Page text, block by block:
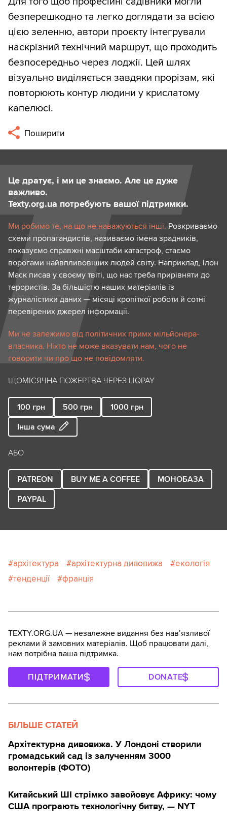
безперешкодно та легко доглядати за всією
цією зеленню, автори проєкту інтегрували
наскрізний технічний маршрут, що проходить
безпосередньо через лоджії. Цей шлях
візуально виділяється завдяки прорізам, які
повторюють контур людини у крислатому
капелюсі.
Поширити
Це дратує, і ми це знаємо. Але це дуже
важливо.
Texty.org.ua потребують вашої підтримки.
Ми робимо те, на що не наважуються інші. Розкриваємо
схеми пропагандистів, називаємо імена зрадників,
показуємо справжні масштаби катастроф, стаємо
ворогами найвпливовіших людей світу. Наприклад, Ілон
Маск писав у своєму твіті, що нас треба прирівняти до
терористів. За більшістю наших матеріалів із
журналістики даних — місяці кропіткої роботи й сотні
перевірених джерел інформації.
Ми не залежимо від політичних примх мільйонера-
власника. Ніхто не може вказувати нам, чого не
говорити чи про що не повідомляти.
ЩОМІСЯЧНА ПОЖЕРТВА ЧЕРЕЗ LIQPAY
100 грн 500 грн 1000 грн
Інша сума
АБО
PATREON BUY ME A COFFEE
МОНОБАЗА
PAYPAL
архітектура архітектурна дивовижа
екологія
тенденції
франція
TEXTY.ORG.UA — незалежне видання без навʼязливої
реклами й замовних матеріалів. Щоб працювати далі,
нам потрібна ваша підтримка.
ПІДТРИМАТИ DONATE
БІЛЬШЕ СТАТЕЙ
Архітектурна дивовижа. У Лондоні створили
громадський сад із залученням 3000
волонтерів (ФОТО)
Китайський ШІ стрімко завойовує Африку: чому
США програють технологічну битву, — NYT